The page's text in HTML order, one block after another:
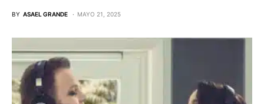
BY ASAEL GRANDE MAYO 21, 2025